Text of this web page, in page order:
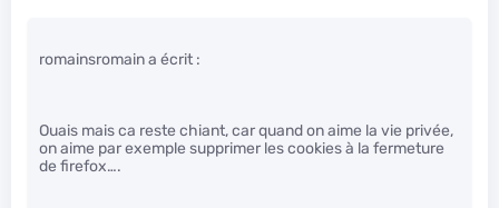
romainsromain a écrit :
Ouais mais ca reste chiant, car quand on aime la vie privée,
on aime par exemple supprimer les cookies à la fermeture
de firefox….